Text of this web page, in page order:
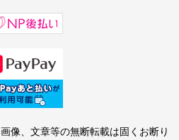
像、文章等の無断転載は固くお断り